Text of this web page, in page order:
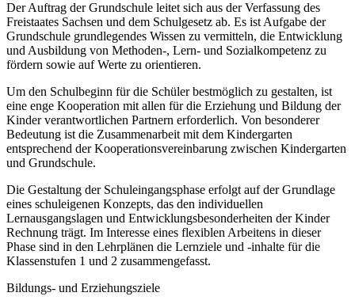
Der Auftrag der Grundschule leitet sich aus der Verfassung des
Freistaates Sachsen und dem Schulgesetz ab. Es ist Aufgabe der
Grundschule grundlegendes Wissen zu vermitteln, die Entwicklung
und Ausbildung von Methoden-, Lern- und Sozialkompetenz zu
fördern sowie auf Werte zu orientieren.
Um den Schulbeginn für die Schüler bestmöglich zu gestalten, ist
eine enge Kooperation mit allen für die Erziehung und Bildung der
Kinder verantwortlichen Partnern erforderlich. Von besonderer
Bedeutung ist die Zusammenarbeit mit dem Kindergarten
entsprechend der Kooperationsvereinbarung zwischen Kindergarten
und Grundschule.
Die Gestaltung der Schuleingangsphase erfolgt auf der Grundlage
eines schuleigenen Konzepts, das den individuellen
Lernausgangslagen und Entwicklungsbesonderheiten der Kinder
Rechnung trägt. Im Interesse eines flexiblen Arbeitens in dieser
Phase sind in den Lehrplänen die Lernziele und -inhalte für die
Klassenstufen 1 und 2 zusammengefasst.
Bildungs- und Erziehungsziele